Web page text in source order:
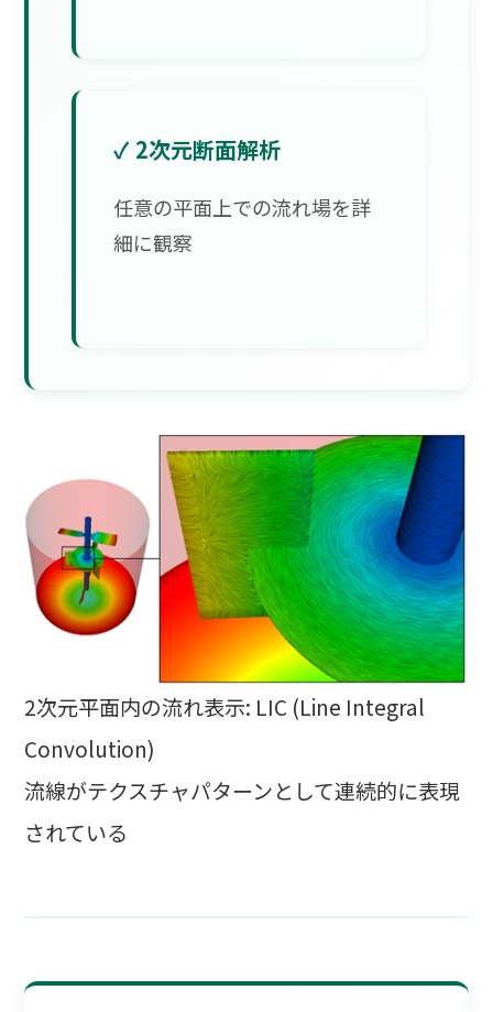
✓ 2次元断面解析
任意の平面上での流れ場を詳
細に観察
2次元平面内の流れ表示: LIC (Line Integral
Convolution)
流線がテクスチャパターンとして連続的に表現
されている